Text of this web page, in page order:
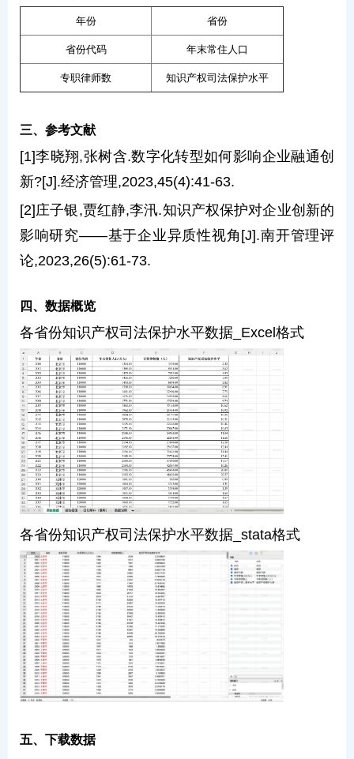
年份 省份
省份代码 年末常住人口
专职律师数 知识产权司法保护水平
三、参考文献
[1]李晓翔,张树含.数字化转型如何影响企业融通创
新?[J].经济管理,2023,45(4):41-63.
[2]庄子银,贾红静,李汛.知识产权保护对企业创新的
影响研究——基于企业异质性视角[J].南开管理评
论,2023,26(5):61-73.
四、数据概览
各省份知识产权司法保护水平数据_Excel格式
各省份知识产权司法保护水平数据_stata格式
五、下载数据